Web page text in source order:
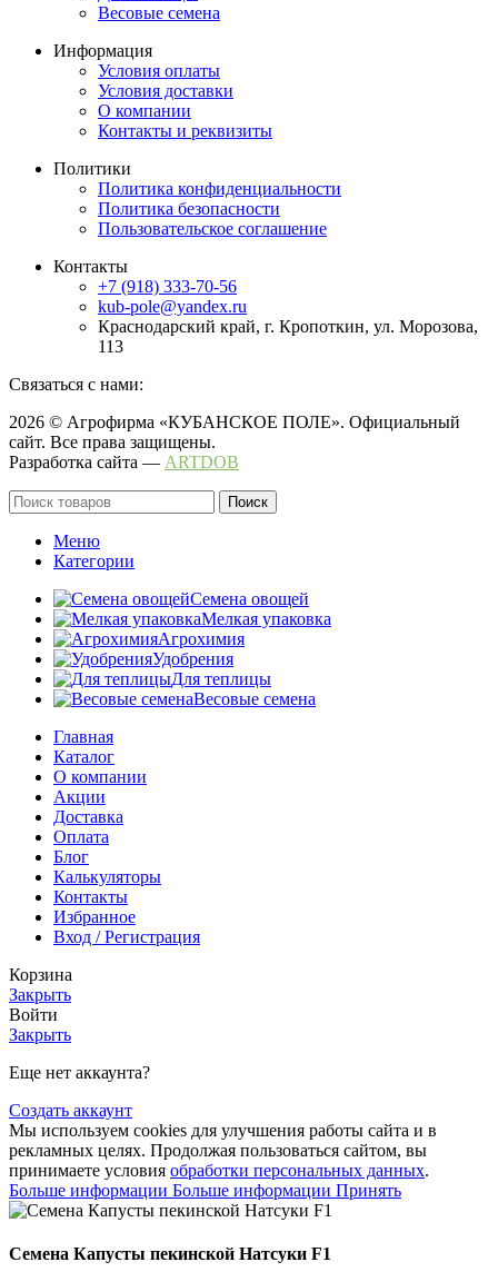
Весовые семена
Информация
Условия оплаты
Условия доставки
О компании
Контакты и реквизиты
Политики
Политика конфиденциальности
Политика безопасности
Пользовательское соглашение
Контакты
+7 (918) 333-70-56
kub-pole@yandex.ru
Краснодарский край, г. Кропоткин, ул. Морозова,
113
Связаться с нами:
2026 © Агрофирма «КУБАНСКОЕ ПОЛЕ». Официальный
сайт. Все права защищены.
Разработка сайта — ARTDOB
Поиск
Меню
Категории
Семена овощей
Мелкая упаковка
Агрохимия
Удобрения
Для теплицы
Весовые семена
Главная
Каталог
О компании
Акции
Доставка
Оплата
Блог
Калькуляторы
Контакты
Избранное
Вход / Регистрация
Корзина
Закрыть
Войти
Закрыть
Еще нет аккаунта?
Создать аккаунт
Мы используем cookies для улучшения работы сайта и в
рекламных целях. Продолжая пользоваться сайтом, вы
принимаете условия обработки персональных данных.
Больше информации Больше информации Принять
Семена Капусты пекинской Натсуки F1